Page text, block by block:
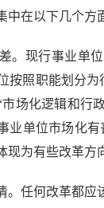
在以下几个方
现行事业单位
按照职能划分
场化逻辑和行
业单位市场化
现为有些改革方
何改革都应该